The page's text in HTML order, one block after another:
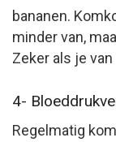
bananen.
minder van,
Zeker als je
4-
Regelmatig